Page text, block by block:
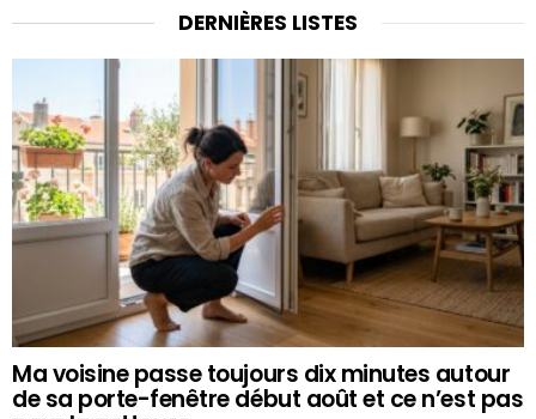
DERNIÈRES LISTES
Ma voisine passe toujours dix minutes autour
de sa porte-fenêtre début août et ce n’est pas